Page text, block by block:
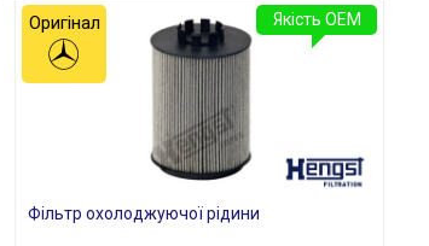
Фільтр охолоджуючої рідини
Якість OEM
Оригінал